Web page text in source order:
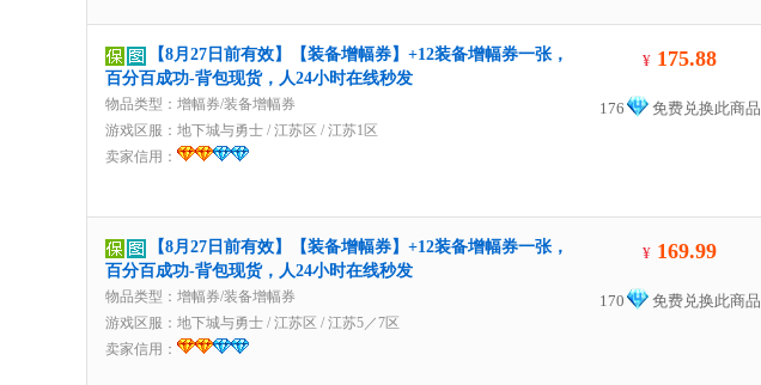
【8月27日前有效】【装备增幅券】+12装备增幅券一张，
百分百成功-背包现货，人24小时在线秒发
物品类型：增幅券/装备增幅券
游戏区服： 地下城与勇士 / 江苏区 / 江苏1区
卖家信用：
¥ 175.88
176 免费兑换此商品
【8月27日前有效】【装备增幅券】+12装备增幅券一张，
百分百成功-背包现货，人24小时在线秒发
物品类型：增幅券/装备增幅券
游戏区服： 地下城与勇士 / 江苏区 / 江苏5／7区
卖家信用：
¥ 169.99
170 免费兑换此商品